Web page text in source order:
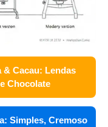
Cacau: Lendas
Chocolate
Simples, Cremoso